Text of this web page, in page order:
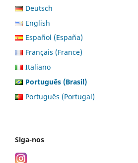
Deutsch
English
Español (España)
Français (France)
Italiano
Português (Brasil)
Português (Portugal)
Siga-nos